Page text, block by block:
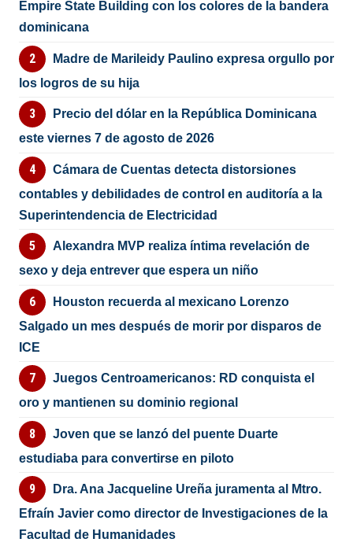
Empire State Building con los colores de la bandera
dominicana
Madre de Marileidy Paulino expresa orgullo por
los logros de su hija
Precio del dólar en la República Dominicana
este viernes 7 de agosto de 2026
Cámara de Cuentas detecta distorsiones
contables y debilidades de control en auditoría a la
Superintendencia de Electricidad
Alexandra MVP realiza íntima revelación de
sexo y deja entrever que espera un niño
Houston recuerda al mexicano Lorenzo
Salgado un mes después de morir por disparos de
ICE
Juegos Centroamericanos: RD conquista el
oro y mantienen su dominio regional
Joven que se lanzó del puente Duarte
estudiaba para convertirse en piloto
Dra. Ana Jacqueline Ureña juramenta al Mtro.
Efraín Javier como director de Investigaciones de la
Facultad de Humanidades